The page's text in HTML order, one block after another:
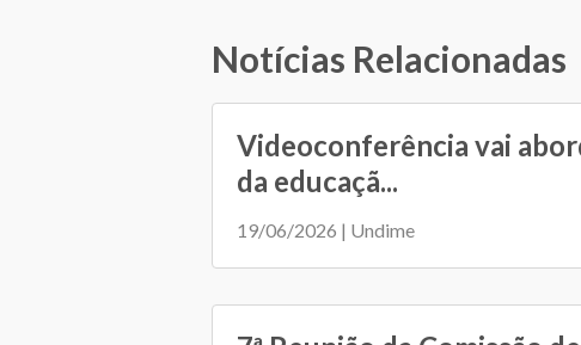
Notícias Relacionadas
Videoconferência vai
da educaçã...
19/06/2026 | Undime